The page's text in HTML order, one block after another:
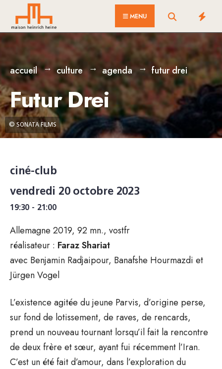
content
MENU
© SONATA FILMS
accueil culture agenda futur drei
Futur Drei
ciné-club
vendredi 20 octobre 2023
19:30 - 21:00
Allemagne 2019, 92 mn., vostfr
réalisateur : Faraz Shariat
avec Benjamin Radjaipour, Banafshe Hourmazdi et
Jürgen Vogel
L’existence agitée du jeune Parvis, d’origine perse,
sur fond de lotissement, de raves, de rencards,
prend un nouveau tournant lorsqu’il fait la rencontre
de deux frère et sœur, ayant fui récemment l’Iran.
C’est un été fait d’amour, dans l’exploration du